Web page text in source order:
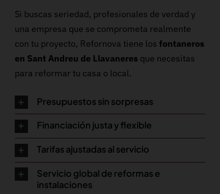
Si buscas seriedad, profesionales de verdad y
una empresa que se comprometa realmente
con tu proyecto, Refornova tiene los fontaneros
en Sant Andreu de Llavaneres que necesitas
para reformar tu casa o local.
Presupuestos sin sorpresas
Financiación justa y flexible
Tarifas ajustadas al servicio
Servicio global de reformas e
instalaciones